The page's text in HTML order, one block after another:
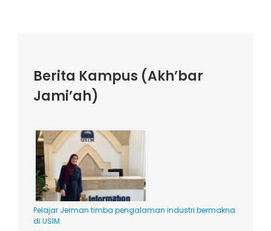
Berita Kampus (Akh’bar
Jami’ah)
Pelajar Jerman timba pengalaman industri bermakna
di USIM